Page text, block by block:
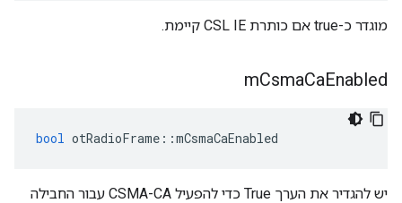
מוגדר כ-true אם כותרת CSL IE קיימת.
mCsmaCaEnabled
bool otRadioFrame ::mCsmaCaEnabled
יש להגדיר את הערך True כדי להפעיל CSMA-CA עבור החבילה